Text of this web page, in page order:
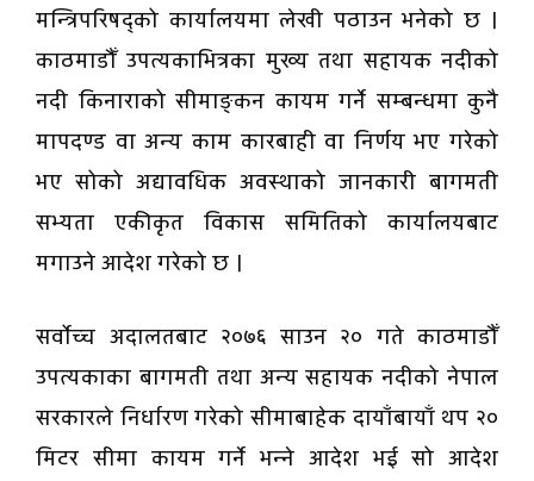
मन्त्रिपरिषद्को कार्यालयमा लेखी पठाउन भनेको छ ।
काठमाडौँ उपत्यकाभित्रका मुख्य तथा सहायक नदीको
नदी किनाराको सीमाङ्कन कायम गर्ने सम्बन्धमा कुनै
मापदण्ड वा अन्य काम कारबाही वा निर्णय भए गरेको
भए सोको अद्यावधिक अवस्थाको जानकारी बागमती
सभ्यता एकीकृत विकास समितिको कार्यालयबाट
मगाउने आदेश गरेको छ ।
सर्वोच्च अदालतबाट २०७६ साउन २० गते काठमाडौँ
उपत्यकाका बागमती तथा अन्य सहायक नदीको नेपाल
सरकारले निर्धारण गरेको सीमाबाहेक दायाँबायाँ थप २०
मिटर सीमा कायम गर्ने भन्ने आदेश भई सो आदेश